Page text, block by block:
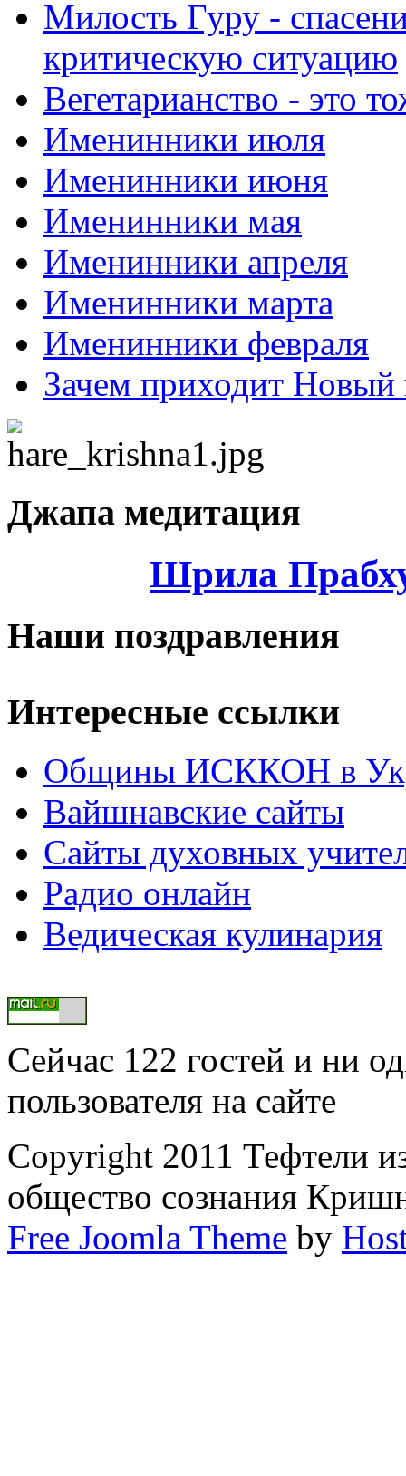
Милость Гуру -
критическую ситуацию
Вегетарианство - это
Именинники июля
Именинники июня
Именинники мая
Именинники апреля
Именинники марта
Именинники февраля
Зачем приходит Новый
Джапа медитация
Шрила
Наши поздравления
Интересные ссылки
Общины ИСККОН в
Вайшнавские сайты
Сайты духовных
Радио онлайн
Ведическая кулинария
Сейчас 122 гостей и ни
пользователя на сайте
Copyright 2011 Тефтели
общество сознания
Free Joomla Theme by